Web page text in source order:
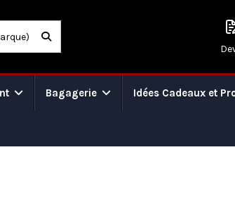
Bagagerie Idées Cadeaux et